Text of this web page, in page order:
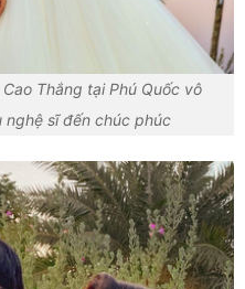
Thắng tại Phú Quốc vô
nghệ sĩ đến chúc phúc